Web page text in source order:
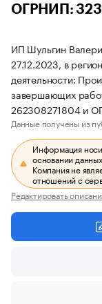
ОГРНИП:
ИП Шульгин
27.12.2023, в
деятельности:
завершающих
262308271804 и
Данные получены из
Информация
основании
Компания не
отношений с
Редактировать